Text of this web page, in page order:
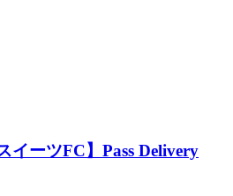
イーツFC】Pass Delivery